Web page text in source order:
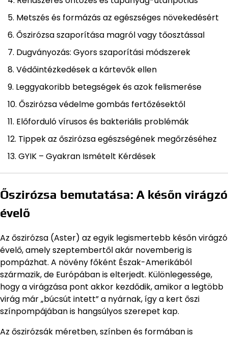
Metszés és formázás az egészséges növekedésért
Őszirózsa szaporítása magról vagy tőosztással
Dugványozás: Gyors szaporítási módszerek
Védőintézkedések a kártevők ellen
Leggyakoribb betegségek és azok felismerése
Őszirózsa védelme gombás fertőzésektől
Előforduló vírusos és bakteriális problémák
Tippek az őszirózsa egészségének megőrzéséhez
GYIK – Gyakran Ismételt Kérdések
Őszirózsa bemutatása: A későn virágzó
évelő
Az őszirózsa (Aster) az egyik legismertebb későn virágzó
évelő, amely szeptembertől akár novemberig is
pompázhat. A növény főként Észak-Amerikából
származik, de Európában is elterjedt. Különlegessége,
hogy a virágzása pont akkor kezdődik, amikor a legtöbb
virág már „búcsút intett” a nyárnak, így a kert őszi
színpompájában is hangsúlyos szerepet kap.
Az őszirózsák méretben, színben és formában is